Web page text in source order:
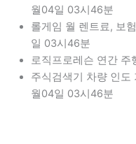
월04일 03시46분
롤게임 월 렌트료, 보
일 03시46분
로직프로레슨 연간 주
주식검색기 차량 인
월04일 03시46분